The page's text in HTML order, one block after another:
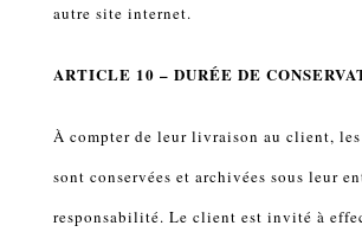
autre site internet.
ARTICLE 10 – DURÉE DE
À compter de leur livraison au client,
sont conservées et archivées sous leur
responsabilité. Le client est invité à